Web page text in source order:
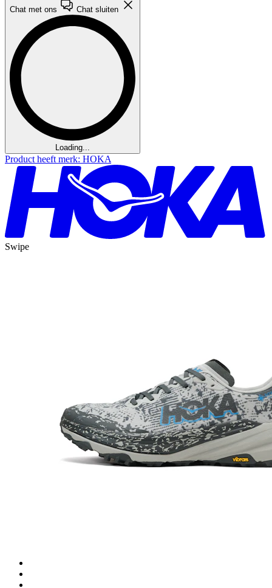
Chat met ons Chat sluiten
Loading...
Product heeft merk: HOKA
Swipe